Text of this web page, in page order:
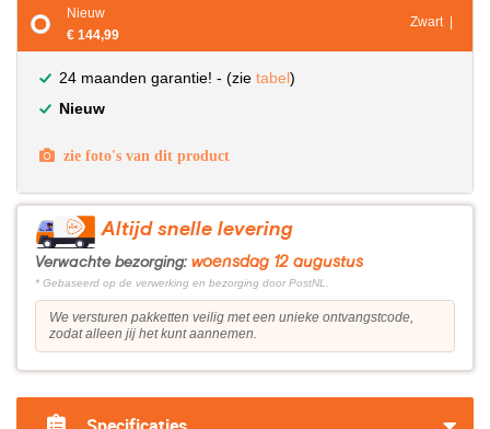
Nieuw
€ 144,99
Zwart |
24 maanden garantie! - (zie tabel)
Nieuw
zie foto's van dit product
Altijd snelle levering
Verwachte bezorging: woensdag 12 augustus
* Gebaseerd op de verwerking en bezorging door PostNL.
We versturen pakketten veilig met een unieke ontvangstcode,
zodat alleen jij het kunt aannemen.